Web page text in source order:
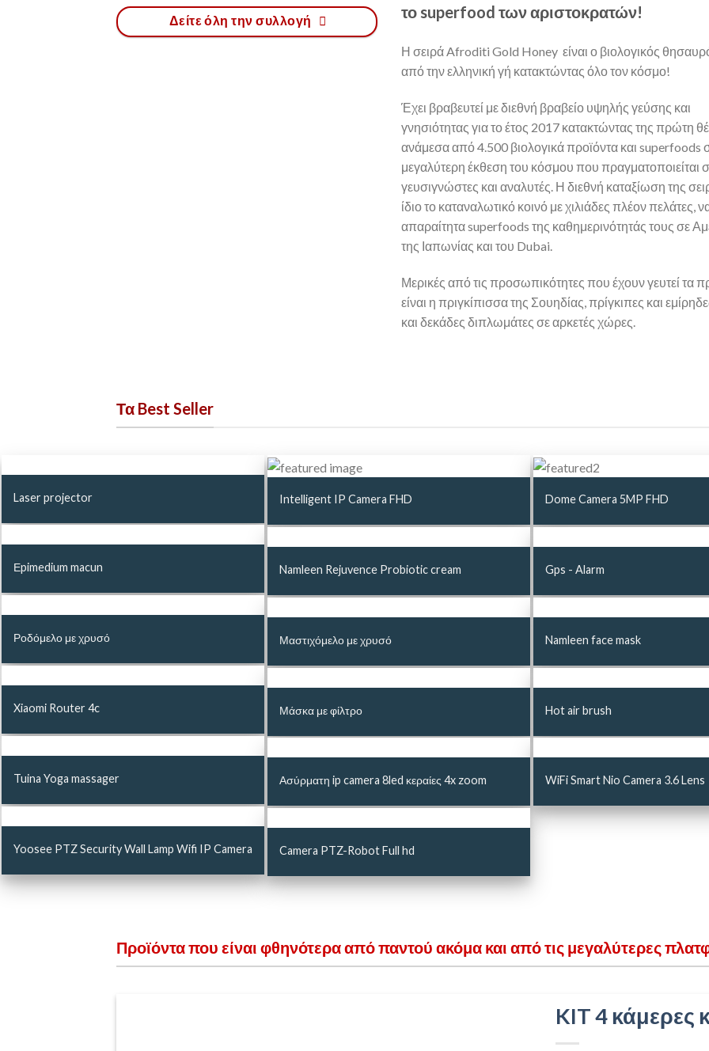
Δείτε όλη την συλλογή
το superfood των αριστοκρατών!
Η σειρά Afroditi Gold Honey είναι ο βιολογικός
από την ελληνική γή κατακτώντας όλο τον κόσμο!
Έχει βραβευτεί με διεθνή βραβείο υψηλής γεύσης και
γνησιότητας για το έτος 2017 κατακτώντας της πρώτη
ανάμεσα από 4.500 βιολογικά προϊόντα και superfoods
μεγαλύτερη έκθεση του κόσμου που πραγματοποιείται
γευσιγνώστες και αναλυτές. Η διεθνή καταξίωση της
ίδιο το καταναλωτικό κοινό με χιλιάδες πλέον
απαραίτητα superfoods της καθημερινότητάς τους σε
της Ιαπωνίας και του Dubai.
Μερικές από τις προσωπικότητες που έχουν γευτεί τα
είναι η πριγκίπισσα της Σουηδίας, πρίγκιπες και
και δεκάδες διπλωμάτες σε αρκετές χώρες.
Τα Best Seller
Laser projector Intelligent IP Camera FHD Dome Camera 5MP FHD
Εpimedium macun Namleen Rejuvence Probiotic cream Gps - Alarm
Ροδόμελο με χρυσό
Μαστιχόμελο με χρυσό Namleen face mask
Xiaomi Router 4c
Μάσκα με φίλτρο Hot air brush
Tuina Yoga massager
Ασύρματη ip camera 8led κεραίες 4x zoom WiFi Smart Nio Camera 3.6 Lens
Yoosee PTZ Security Wall Lamp Wifi IP Camera
Camera PTZ-Robot Full hd
Προϊόντα που είναι φθηνότερα από παντού ακόμα και από τις μεγαλύτερες
KIT 4 κάμερες